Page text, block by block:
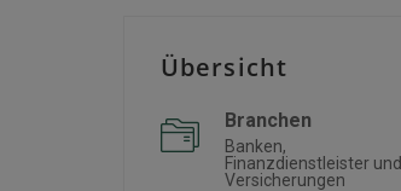
Übersicht
Branchen
Banken,
Finanzdienstleister und
Versicherungen